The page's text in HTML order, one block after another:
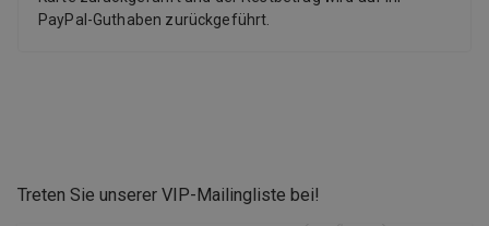
PayPal-Guthaben zurückgeführt.
Treten Sie unserer VIP-Mailingliste bei!